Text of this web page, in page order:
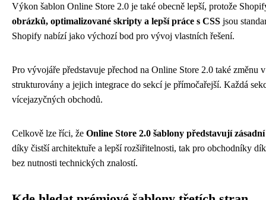
Výkon šablon Online Store 2.0 je také obecně lepší, protože
obrázků, optimalizované skripty a lepší práce s CSS jsou
Shopify nabízí jako výchozí bod pro vývoj vlastních řešení.
Pro vývojáře představuje přechod na Online Store 2.0 také
strukturovány a jejich integrace do sekcí je přímočařejší. Každá
vícejazyčných obchodů.
Celkově lze říci, že Online Store 2.0 šablony představují
díky čistší architektuře a lepší rozšiřitelnosti, tak pro obchodníky
bez nutnosti technických znalostí.